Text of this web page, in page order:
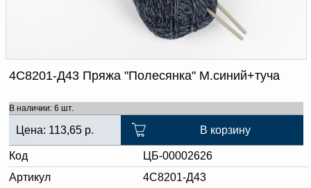
Письмо руководителю
Вопросы и ответы
Новости | Статьи
4С8201-Д43 Пряжа "Полесянка" М.синий+туча
В наличии: 6 шт.
Цена: 113,65 р. В корзину
Код
ЦБ-00002626
Артикул
4С8201-Д43
Добавить
в
корзину